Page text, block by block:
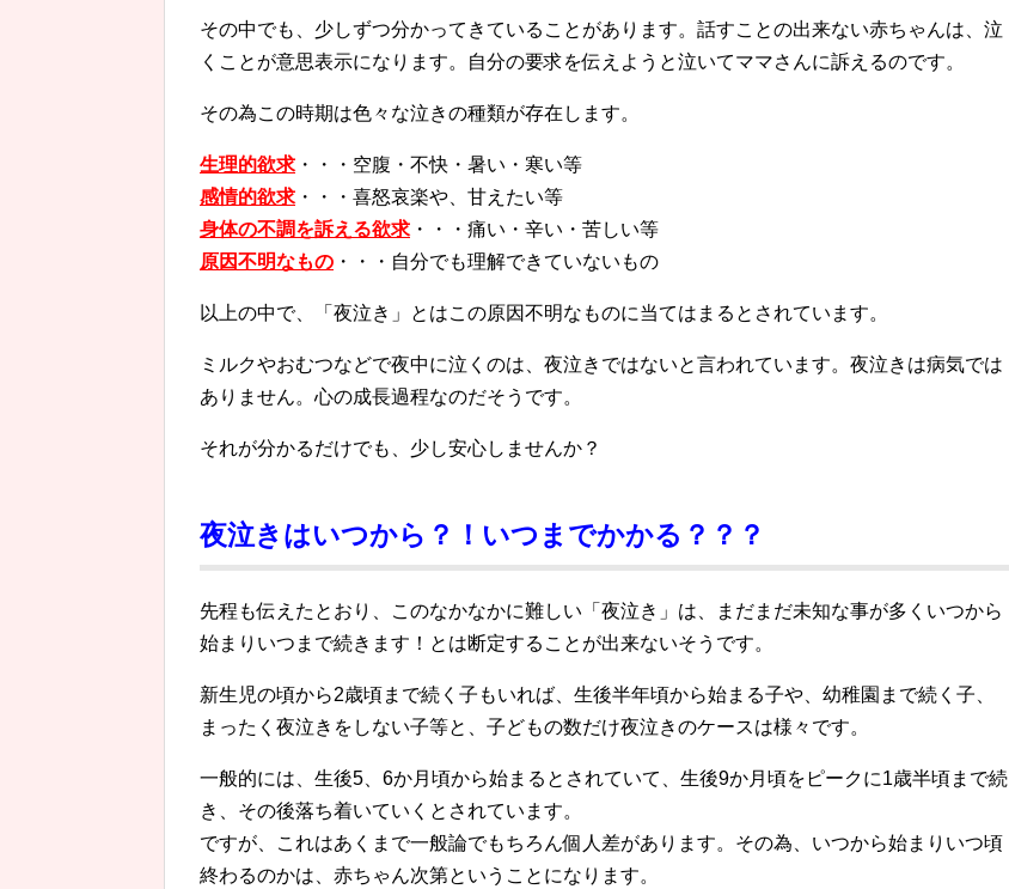
その中でも、少しずつ分かってきていることがあります。話すことの出来ない赤ちゃんは、泣
くことが意思表示になります。自分の要求を伝えようと泣いてママさんに訴えるのです。
その為この時期は色々な泣きの種類が存在します。
生理的欲求 ・・・空腹・不快・暑い・寒い等
感情的欲求 ・・・喜怒哀楽や、甘えたい等
身体の不調を訴える欲求 ・・・痛い・辛い・苦しい等
原因不明なもの ・・・自分でも理解できていないもの
以上の中で、「夜泣き」とはこの原因不明なものに当てはまるとされています。
ミルクやおむつなどで夜中に泣くのは、夜泣きではないと言われています。夜泣きは病気では
ありません。心の成長過程なのだそうです。
それが分かるだけでも、少し安心しませんか？
夜泣きはいつから？！いつまでかかる？？？
先程も伝えたとおり、このなかなかに難しい「夜泣き」は、まだまだ未知な事が多くいつから
始まりいつまで続きます！とは断定することが出来ないそうです。
新生児の頃から2歳頃まで続く子もいれば、生後半年頃から始まる子や、幼稚園まで続く子、
まったく夜泣きをしない子等と、子どもの数だけ夜泣きのケースは様々です。
一般的には、生後5、6か月頃から始まるとされていて、生後9か月頃をピークに1歳半頃まで続
き、その後落ち着いていくとされています。
ですが、これはあくまで一般論でもちろん個人差があります。その為、いつから始まりいつ頃
終わるのかは、赤ちゃん次第ということになります。